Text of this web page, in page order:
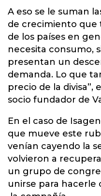
A eso se le suman
de crecimiento que
de los países en
necesita consumo,
presentan un
demanda. Lo que
precio de la divisa”,
socio fundador de
En el caso de
que mueve este
venían cayendo la
volvieron a
un grupo de
unirse para hacerle